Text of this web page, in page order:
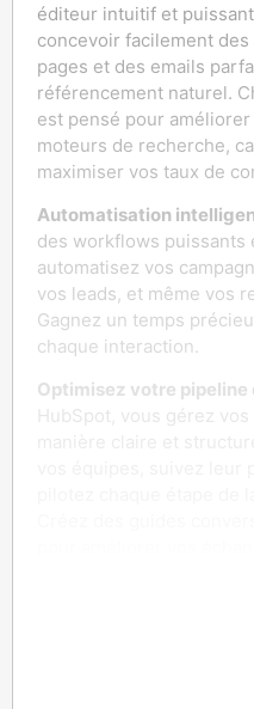
éditeur intuitif et
concevoir facilement des
pages et des emails
référencement naturel.
est pensé pour
moteurs de recherche,
maximiser vos taux de
Automatisation
des workflows puissants
automatisez vos
vos leads, et même vos
Gagnez un temps
chaque interaction.
Optimisez votre pipeline
HubSpot, vous gérez